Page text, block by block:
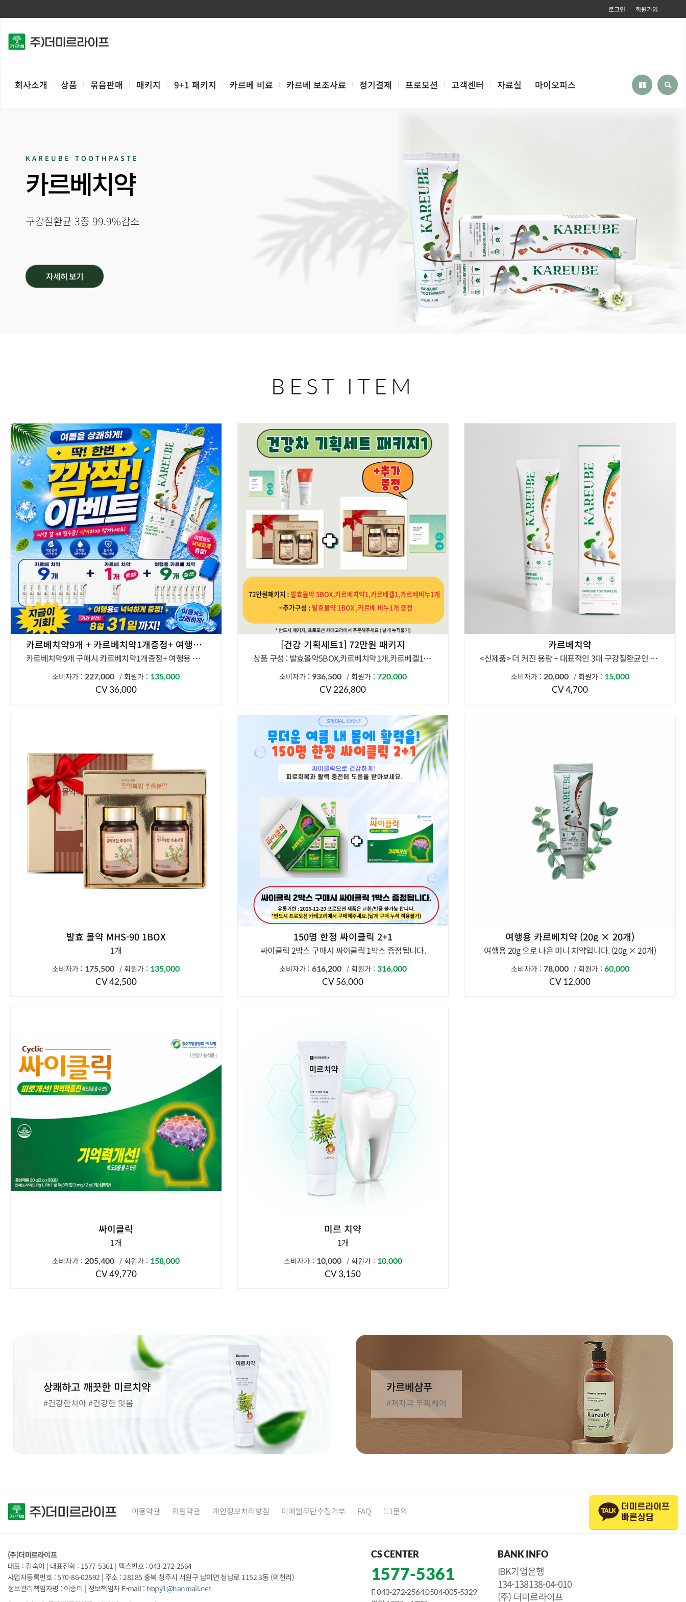
로그인 회원가입
회사소개 상품 묶음판매 패키지 9+1 패키지 카르베 비료 카르베 보조사료 정기결제 프로모션 고객센터 자료실 마이오피스
KAREUBE TOOTHPASTE
카르베치약
구강질환균 3종 99.9%감소
자세히 보기
BEST ITEM
카르베치약9개 + 카르베치약1개증정+ 여행용 카르베치약 9개 증정
카르베치약9개 구매시 카르베치약1개증정+ 여행용 카르베치약 9개 증정
소비자가 :227,000 / 회원가 : 135,000
CV 36,000
[건강 기획세트1] 72만원 패키지
상품 구성 : 발효몰약5BOX,카르베치약1개,카르베겔1개,카르베비누1개
소비자가: 936,500
회원가:720,000
CV:226,800
▶추가 구성: 발효몰약1BOX ,카르베 비누1개
소비자가 : 191,100
회원가 : 147,000
소비자가 : 936,500 / 회원가 : 720,000
CV 226,800
카르베치약
<신제품> 더 커진 용량 + 대표적인 3대 구강질환균인 뮤탄스,진지발리스,헬리코박터 균 99.9% 감소
카르베 치약 1개
소비자가 : 20,000 / 회원가 : 15,000
CV 4,700
발효 몰약 MHS-90 1BOX
1개
소비자가 : 175,500 / 회원가 : 135,000
CV 42,500
150명 한정 싸이클릭 2+1
싸이클릭 2박스 구매시 싸이클릭 1박스 증정됩니다.
유통기한 : 2026-12-29
프로모션 제품은 교환/반품 불가능 합니다.
*반드시 프로모션 카테고리에서 구매해주세요.(낱개 구매 누적 적용불가)
소비자가 : 616,200 / 회원가 : 316,000
CV 56,000
여행용 카르베치약 (20g × 20개)
여행용 20g 으로 나온 미니 치약입니다. (20g × 20개)
소비자가 : 78,000 / 회원가 : 60,000
CV 12,000
싸이클릭
1개
소비자가 : 205,400 / 회원가 : 158,000
CV 49,770
미르 치약
1개
소비자가 : 10,000 / 회원가 : 10,000
CV 3,150
상쾌하고 깨끗한 미르치약
#건강한치아 #건강한 잇몸
카르베샴푸
#저자극 두피케어
이용약관 회원약관 개인정보처리방침 이메일무단수집거부 FAQ 1:1문의
CS CENTER
1577-5361
F. 043-272-2564,0504-005-5329
BANK INFO
IBK기업은행
134-138138-04-010
(주) 더미르라이프
(주)더미르라이프
대표 : 김숙이 | 대표전화 : 1577-5361 | 팩스번호 : 043-272-2564
사업자등록번호 : 570-86-02592 | 주소 : 28185 충북 청주시 서원구 남이면 청남로 1152 3동 (외천리)
정보관리책임자명 : 이종미 | 정보책임자 E-mail :tropy1@hanmail.net